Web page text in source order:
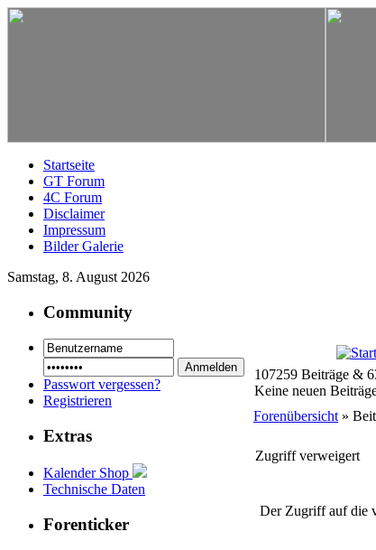
Startseite
GT Forum
4C Forum
Disclaimer
Impressum
Bilder Galerie
Samstag, 8. August 2026
Community
Passwort vergessen?
Registrieren
Extras
Kalender Shop
Technische Daten
Forenticker
107259 Beiträge &
Keine neuen
Forenübersicht »
Zugriff verweigert
Der Zugriff auf die